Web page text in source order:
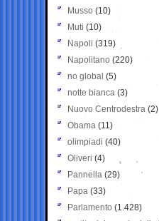
Musso (10)
Muti (10)
Napoli (319)
Napolitano (220)
no global (5)
notte bianca (3)
Nuovo Centrodestra (2)
Obama (11)
olimpiadi (40)
Oliveri (4)
Pannella (29)
Papa (33)
Parlamento (1.428)